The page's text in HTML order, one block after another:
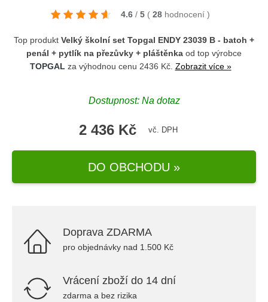
4.6 / 5 ( 28 hodnocení )
Top produkt Velký školní set Topgal ENDY 23039 B - batoh +
penál + pytlík na přezůvky + pláštěnka od top výrobce
TOPGAL za výhodnou cenu 2436 Kč. Zobrazit více »
Dostupnost: Na dotaz
2 436 Kč vč. DPH
DO OBCHODU »
Doprava ZDARMA
pro objednávky nad 1.500 Kč
Vrácení zboží do 14 dní
zdarma a bez rizika